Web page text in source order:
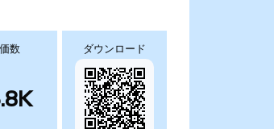
数 ダウンロード